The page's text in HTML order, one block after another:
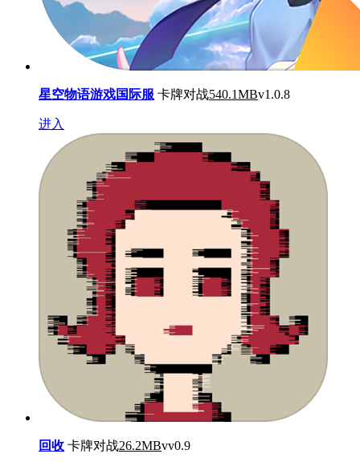
星空物语游戏国际服 卡牌对战540.1MBv1.0.8
进入
回收 卡牌对战26.2MBvv0.9